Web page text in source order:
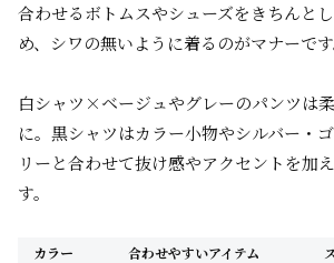
合わせるボトムスやシューズをきちんと
め、シワの無いように着るのがマナーです
白シャツ×ベージュやグレーのパンツは
に。黒シャツはカラー小物やシルバー・
リーと合わせて抜け感やアクセントを加
す。
カラー 合わせやすいアイテム